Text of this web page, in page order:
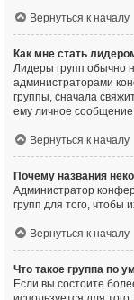
Вернуться к началу
Как мне стать
Лидеры групп обычно
администраторами
группы, сначала
ему личное
Вернуться к началу
Почему названия
Администратор
групп для того, чтобы
Вернуться к началу
Что такое группа по
Если вы состоите